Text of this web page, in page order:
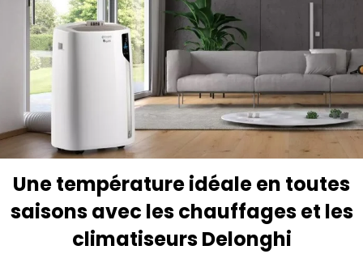
Une température idéale en toutes
saisons avec les chauffages et les
climatiseurs Delonghi